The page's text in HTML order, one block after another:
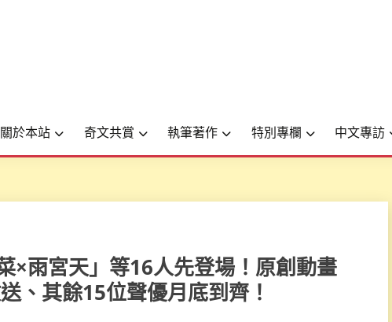
關於本站 奇文共賞 執筆著作 特別專欄 中文專訪
×雨宮天」等16人先登場！原創動畫
、其餘15位聲優月底到齊！